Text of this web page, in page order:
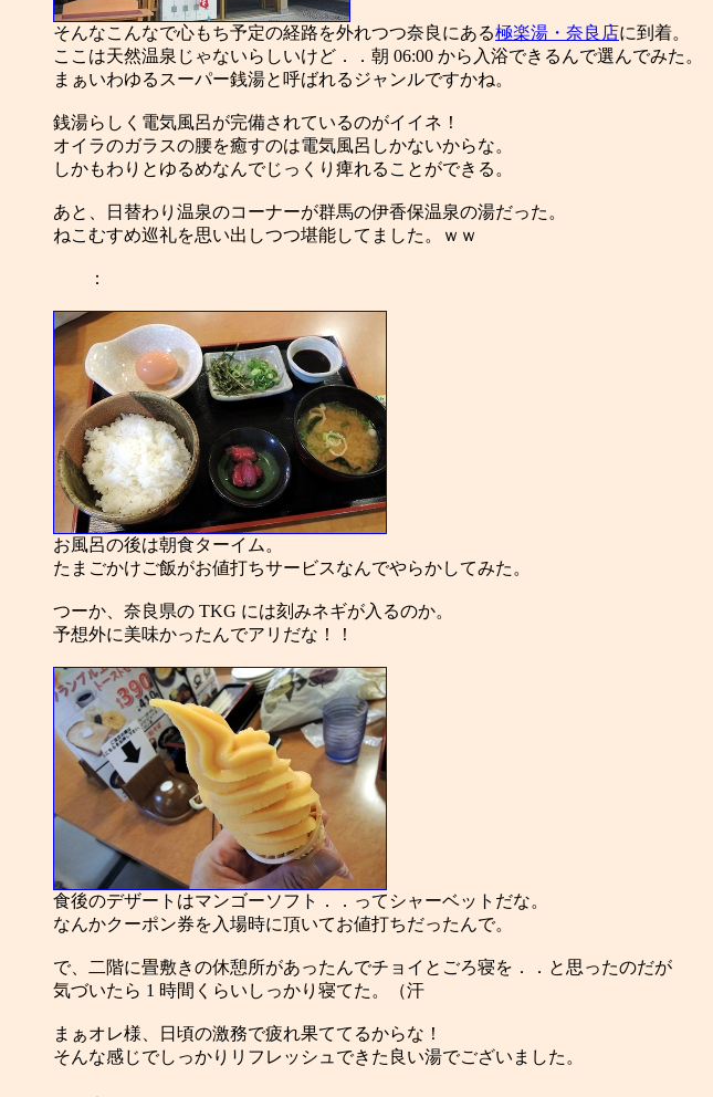
そんなこんなで心もち予定の経路を外れつつ奈良にある極楽湯・奈良店に到着。
ここは天然温泉じゃないらしいけど．．朝 06:00 から入浴できるんで選んでみた。
まぁいわゆるスーパー銭湯と呼ばれるジャンルですかね。
銭湯らしく電気風呂が完備されているのがイイネ！
オイラのガラスの腰を癒すのは電気風呂しかないからな。
しかもわりとゆるめなんでじっくり痺れることができる。
あと、日替わり温泉のコーナーが群馬の伊香保温泉の湯だった。
ねこむすめ巡礼を思い出しつつ堪能してました。ｗｗ
：
お風呂の後は朝食ターイム。
たまごかけご飯がお値打ちサービスなんでやらかしてみた。
つーか、奈良県の TKG には刻みネギが入るのか。
予想外に美味かったんでアリだな！！
食後のデザートはマンゴーソフト．．ってシャーベットだな。
なんかクーポン券を入場時に頂いてお値打ちだったんで。
で、二階に畳敷きの休憩所があったんでチョイとごろ寝を．．と思ったのだが
気づいたら 1 時間くらいしっかり寝てた。（汗
まぁオレ様、日頃の激務で疲れ果ててるからな！
そんな感じでしっかりリフレッシュできた良い湯でございました。